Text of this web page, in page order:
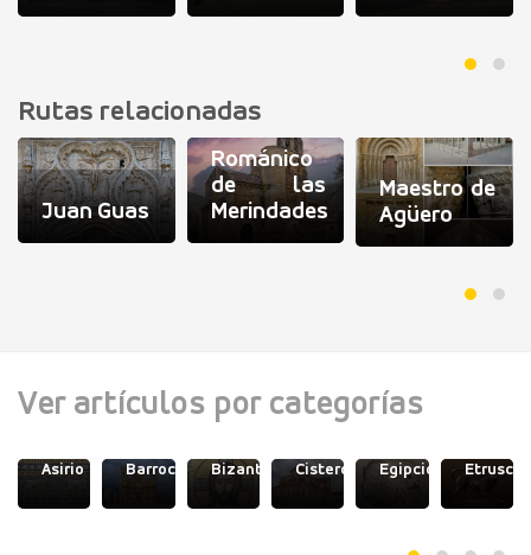
Rutas relacionadas
Juan Guas
Románico
de las
Merindades
Maestro de
Agüero
Ver artículos por categorías
Asirio Barroco Bizantino CistercienseEgipcio Etrusco